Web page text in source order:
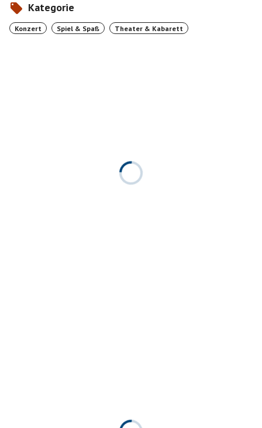
Kategorie
Konzert Spiel & Spaß Theater & Kabarett